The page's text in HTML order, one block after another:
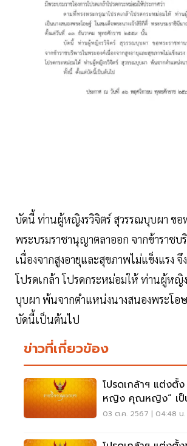
บัดนี้ ท่านผู้หญิงรวิจิตร์ สุวรรณบุบผา ขอ
พระบรมราชานุญาตลาออก จากข้าราชบ
เนื่องจากสูงอายุและสุขภาพไม่แข็งแรง
โปรดเกล้า โปรดกระหม่อมให้ ท่านผู้หญิ
บุบผา พ้นจากตําแหน่งนางสนองพระโอ
บัดนี้เป็นต้นไป
ข่าวที่เกี่ยวข้อง
โปรดเกล้าฯ แต่งตั้
หญิง คุณหญิง” เป็
องครักษ์พิเศษ
03 ต.ค. 2567 | 04:48 น.